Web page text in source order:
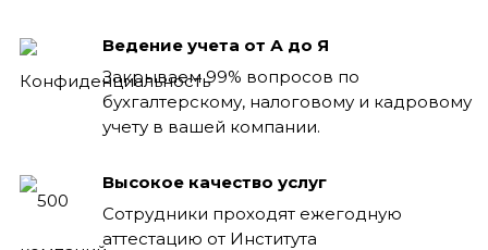
Ведение учета от А до Я
Закрываем 99% вопросов по
бухгалтерскому, налоговому и кадровому
учету в вашей компании.
Высокое качество услуг
Сотрудники проходят ежегодную
аттестацию от Института